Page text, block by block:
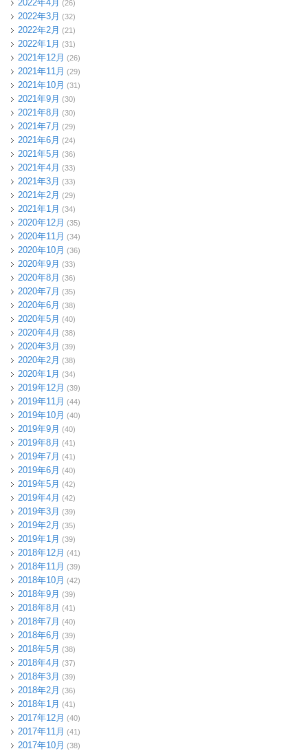
2022年4月 (26)
2022年3月 (32)
2022年2月 (21)
2022年1月 (31)
2021年12月 (26)
2021年11月 (29)
2021年10月 (31)
2021年9月 (30)
2021年8月 (30)
2021年7月 (29)
2021年6月 (24)
2021年5月 (36)
2021年4月 (33)
2021年3月 (33)
2021年2月 (29)
2021年1月 (34)
2020年12月 (35)
2020年11月 (34)
2020年10月 (36)
2020年9月 (33)
2020年8月 (36)
2020年7月 (35)
2020年6月 (38)
2020年5月 (40)
2020年4月 (38)
2020年3月 (39)
2020年2月 (38)
2020年1月 (34)
2019年12月 (39)
2019年11月 (44)
2019年10月 (40)
2019年9月 (40)
2019年8月 (41)
2019年7月 (41)
2019年6月 (40)
2019年5月 (42)
2019年4月 (42)
2019年3月 (39)
2019年2月 (35)
2019年1月 (39)
2018年12月 (41)
2018年11月 (39)
2018年10月 (42)
2018年9月 (39)
2018年8月 (41)
2018年7月 (40)
2018年6月 (39)
2018年5月 (38)
2018年4月 (37)
2018年3月 (39)
2018年2月 (36)
2018年1月 (41)
2017年12月 (40)
2017年11月 (41)
2017年10月 (38)